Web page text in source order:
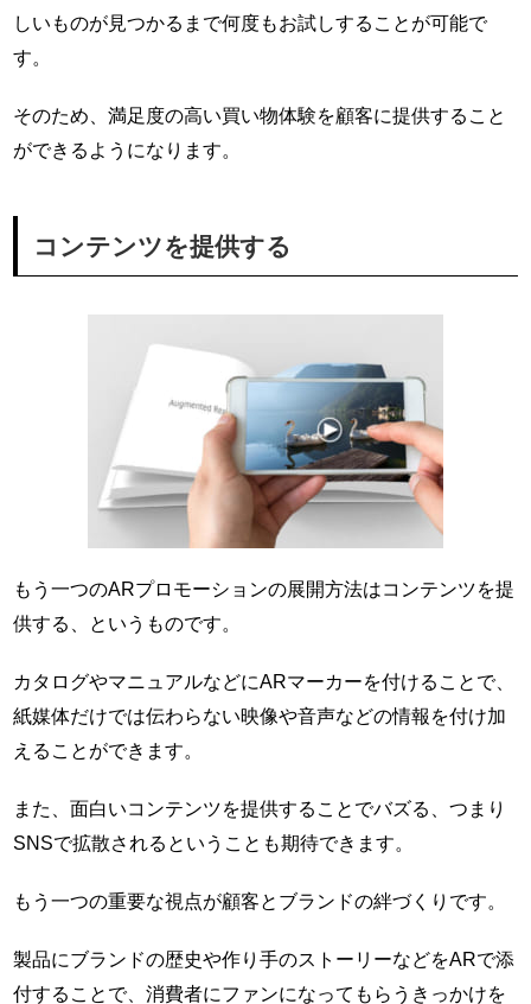
しいものが見つかるまで何度もお試しすることが可能で
す。
そのため、満足度の高い買い物体験を顧客に提供すること
ができるようになります。
コンテンツを提供する
もう一つのARプロモーションの展開方法はコンテンツを提
供する、というものです。
カタログやマニュアルなどにARマーカーを付けることで、
紙媒体だけでは伝わらない映像や音声などの情報を付け加
えることができます。
また、面白いコンテンツを提供することでバズる、つまり
SNSで拡散されるということも期待できます。
もう一つの重要な視点が顧客とブランドの絆づくりです。
製品にブランドの歴史や作り手のストーリーなどをARで添
付することで、消費者にファンになってもらうきっかけを